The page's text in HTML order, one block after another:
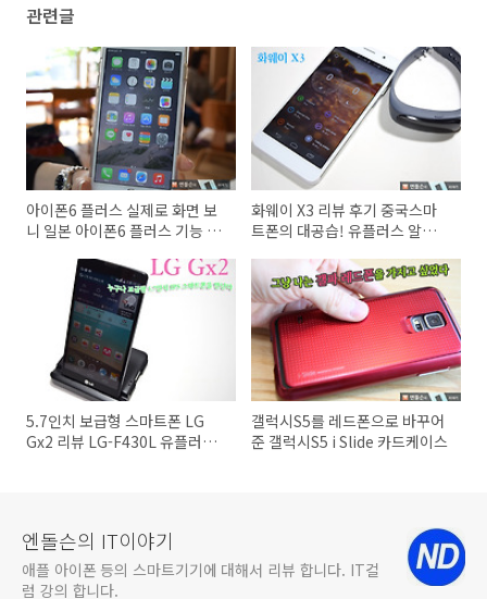
관련글
아이폰6 플러스 실제로 화면 보
니 일본 아이폰6 플러스 기능 간
화웨이 X3 리뷰 후기 중국스마
트폰의 대공습! 유플러스 알뜰폰
5.7인치 보급형 스마트폰 LG
Gx2 리뷰 LG-F430L 유플러스
갤럭시S5를 레드폰으로 바꾸어
준 갤럭시S5 i Slide 카드케이스
엔돌슨의 IT이야기
애플 아이폰 등의 스마트기기에 대해서 리뷰 합니다. IT컬
럼 강의 합니다.